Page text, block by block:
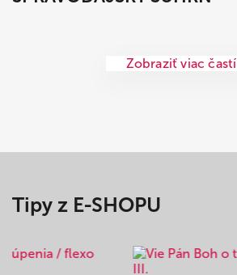
Zobraziť viac častí
Tipy z E-SHOPU